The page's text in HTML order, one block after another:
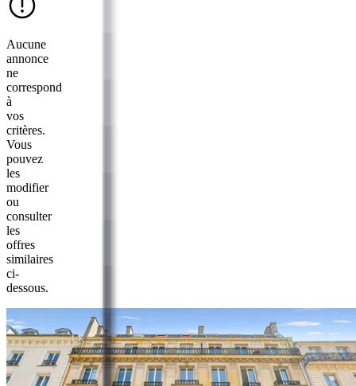
Aucune
annonce
ne
correspond
à
vos
critères.
Vous
pouvez
les
modifier
ou
consulter
les
offres
similaires
ci-
dessous.